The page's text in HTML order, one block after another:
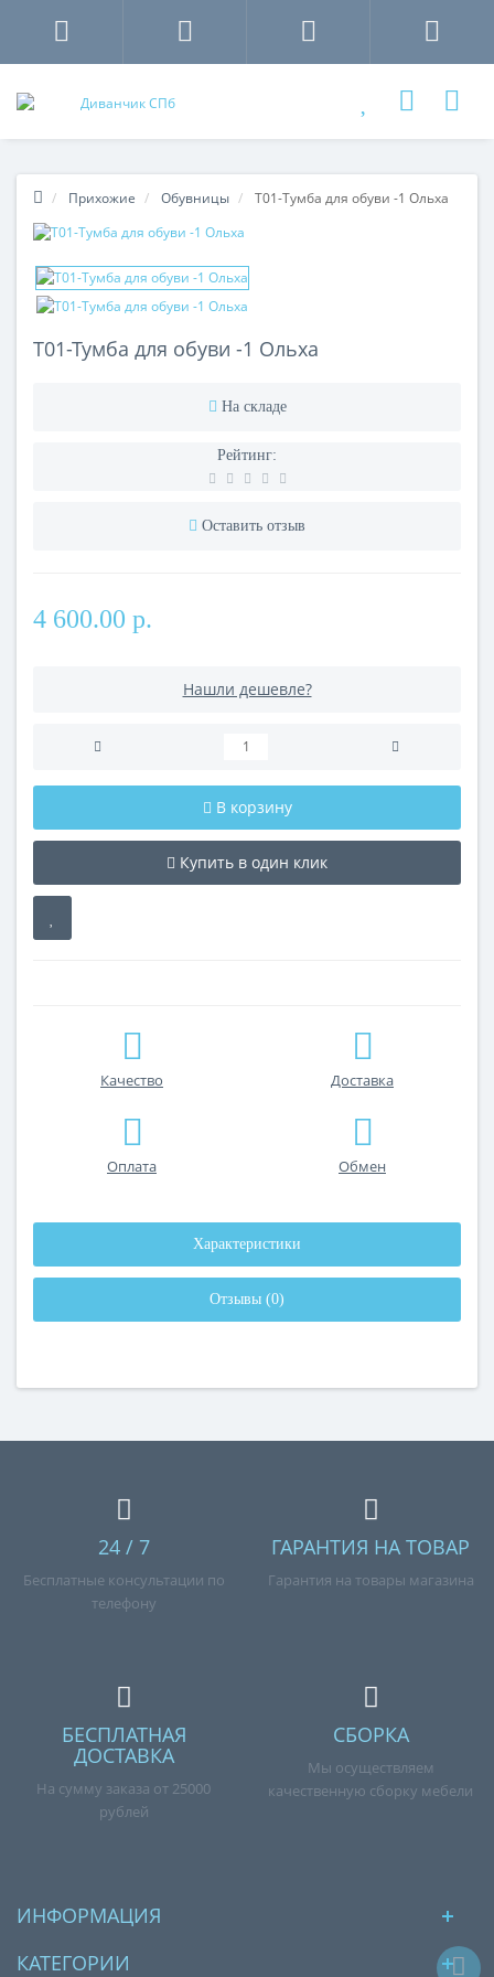
Прихожие Обувницы Т01-Тумба для обуви -1 Ольха
Т01-Тумба для обуви -1 Ольха
На складе
Рейтинг:
Оставить отзыв
4 600.00 р.
Нашли дешевле?
В корзину
Купить в один клик
Качество Доставка
Оплата Обмен
Характеристики
Отзывы (0)
24 / 7
Бесплатные консультации по
телефону
ГАРАНТИЯ НА ТОВАР
Гарантия на товары магазина
БЕСПЛАТНАЯ
ДОСТАВКА
На сумму заказа от 25000
рублей
СБОРКА
Мы осуществляем
качественную сборку мебели
ИНФОРМАЦИЯ
КАТЕГОРИИ